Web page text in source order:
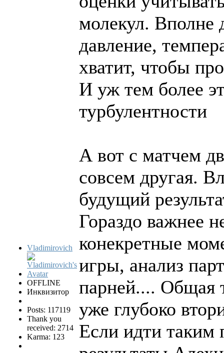
Vladimirovich
OFFLINE
Инквизитор
Posts: 117119
Thank you
received: 2714
Karma: 123
молекул. Вполне
давление,
хватит, чтобы
И уж тем более
турбулентности
А вот с матчем
совсем другая.
будущий
Гораздо важнее
конекретные
игры, анализ
парней.... Общая
уже глубоко
Если идти таким